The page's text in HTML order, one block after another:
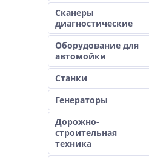
Сканеры
диагностические
Оборудование для
автомойки
Станки
Генераторы
Дорожно-
строительная
техника